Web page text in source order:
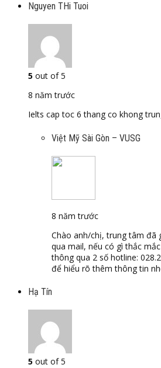
Nguyen THi Tuoi
5 out of 5
8 năm trước
Ielts cap toc 6 thang co khong
Việt Mỹ Sài Gòn – VUSG
8 năm trước
Chào anh/chị, trung tâm đã
qua mail, nếu có gì thắc
thông qua 2 số hotline:
để hiểu rõ thêm thông tin
Hạ Tín
5 out of 5